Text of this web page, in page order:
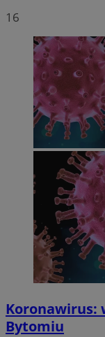
16
Koronawirus:
Bytomiu